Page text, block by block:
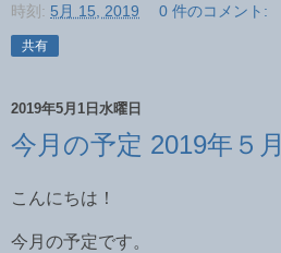
時刻: 5月 15, 2019 0 件のコメント:
共有
2019年5月1日水曜日
今月の予定 2019年５月
こんにちは！
今月の予定です。